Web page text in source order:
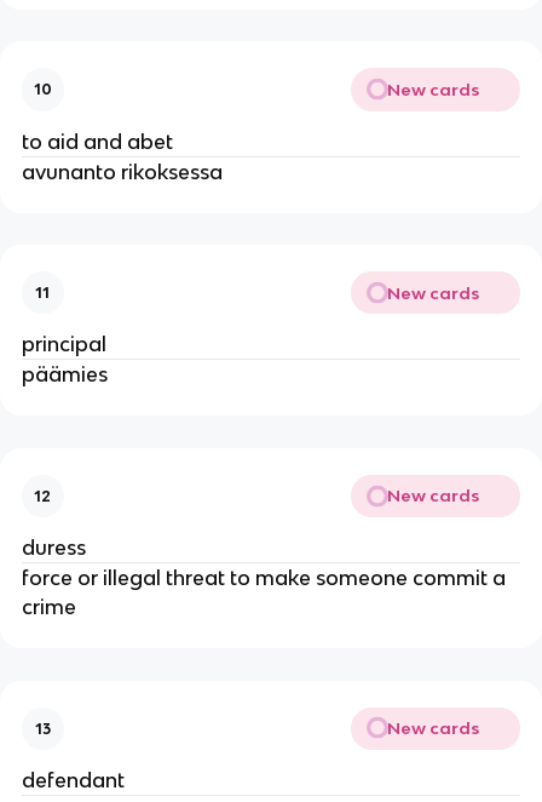
10 New cards
to aid and abet
avunanto rikoksessa
11 New cards
principal
päämies
12 New cards
duress
force or illegal threat to make someone commit a
crime
13 New cards
defendant